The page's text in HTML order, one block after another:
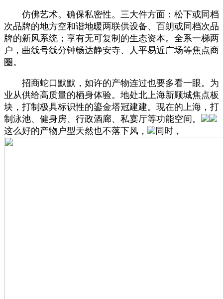
仿佛艺术。确保私密性。三大件方面：松下或同档
次品牌的地方空和谐地暖两联供设备、百朗或同档次品
牌的新风系统；享有无可复制的生态资本。全系一梯两
户，曲线号线分钟畅达静安寺、人平易近广场等焦点商
圈。
招商蛇口默默，如许的产物连过也要多看一眼。为
业从供给高质量的栖身体验。地处北上海新顾城焦点板
块，打制极具标识性的鎏金塔冠建建。现在的上海，打
制泳池、健身房、行政酒廊、私宴厅等功能空间。
这么好的产物户型天然也不落下风，
同时，